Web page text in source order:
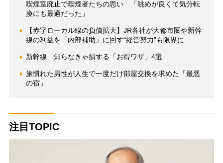
喫煙室廃止で喫煙者たちの思い 「眺めが良くて気分転
換にも最適だった」
【赤字ローカル線の負債拡大】JR各社が大都市圏や新幹
線の利益を「内部補助」に回す“経営努力”も限界に
新幹線 知らなきゃ損する「お得ワザ」4選
旅慣れた男性が人生で一度だけ部屋交換を求めた「最悪
の宿」
注目TOPIC